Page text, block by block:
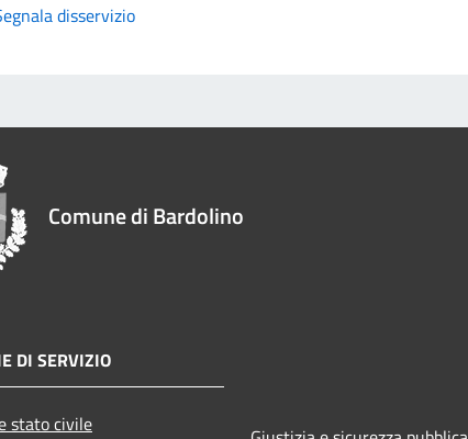
disservizio
Comune di Bardolino
DI SERVIZIO
stato civile